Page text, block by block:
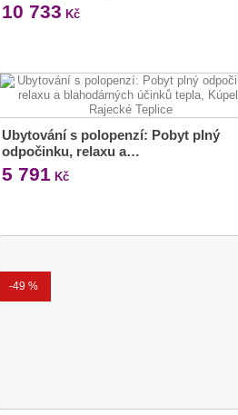
10 733 Kč
Ubytování s polopenzí: Pobyt plný
odpočinku, relaxu a…
5 791 Kč
-49 %